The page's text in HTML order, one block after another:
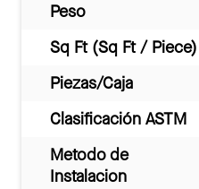
Peso
Sq Ft (Sq Ft / Piece)
Piezas/Caja
Clasificación ASTM
Metodo de
Instalacion